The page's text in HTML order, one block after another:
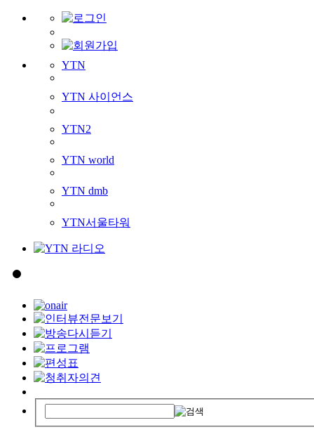
YTN
YTN 사이언스
YTN2
YTN world
YTN dmb
YTN서울타워